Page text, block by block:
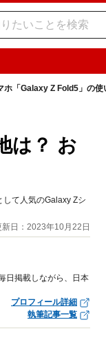
ホ「Galaxy Z Fold5」の使
は？ お
て人気のGalaxy Zシ
新日：2023年10月22日
日掲載しながら、日本
プロフィール詳細
執筆記事一覧